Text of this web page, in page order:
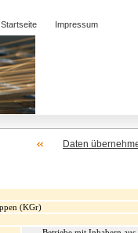
Startseite Impressum
Daten